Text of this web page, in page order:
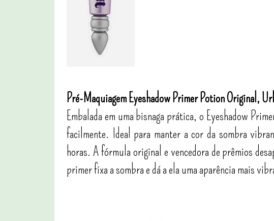
Pré-Maquiagem Eyeshadow Primer Potion Original,
Embalada em uma bisnaga prática, o Eyeshadow
facilmente. Ideal para manter a cor da sombra
horas. A fórmula original e vencedora de prêmios
primer fixa a sombra e dá a ela uma aparência mais